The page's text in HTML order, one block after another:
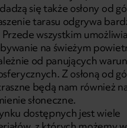
się także osłony od
tarasu odgrywa
wszystkim umożliwia
na świeżym
od panujących
Z osłoną od
będą nam również
słoneczne.
dostępnych jest wiele